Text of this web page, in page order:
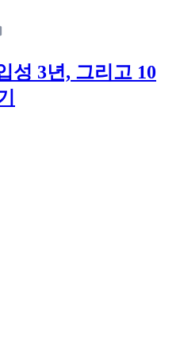
성 3년, 그리고 10